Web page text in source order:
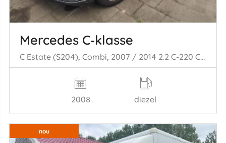
Mercedes C‑klasse
C Estate (S204), Combi, 2007 / 2014 2.2 C-220 CDI 16V
2008 diezel
nou